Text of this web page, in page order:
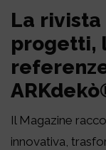
La rivista
progetti,
Il Magazine
innovativa,